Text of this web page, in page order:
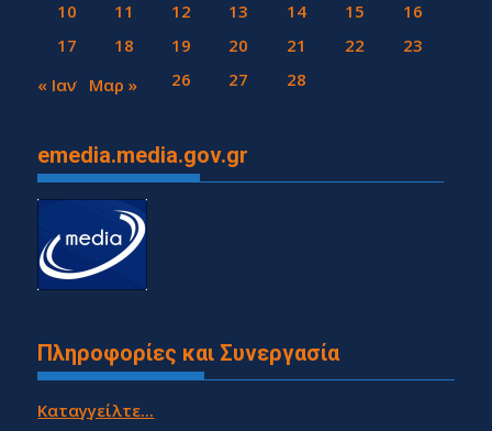
10
11 12 13 14 15
16
17
18 19 20 21 22
23
24
25 26 27 28
« Ιαν Μαρ »
emedia.media.gov.gr
Πληροφορίες και Συνεργασία
Καταγγείλτε...